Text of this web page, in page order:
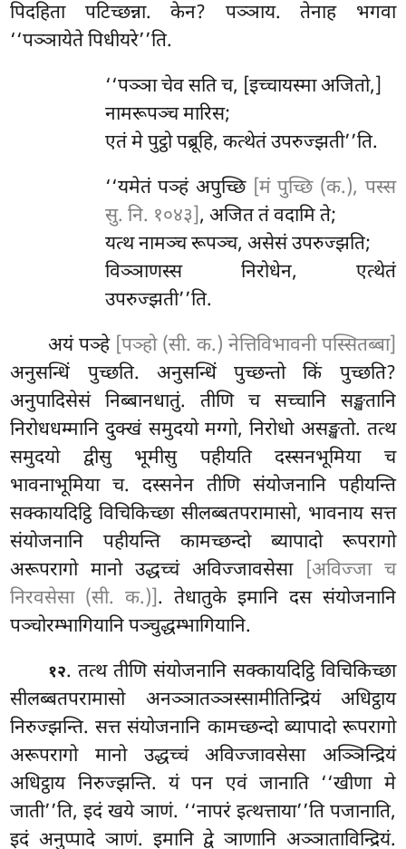
पिदहिता पटिच्छन्ना. केन? पञ्ञाय. तेनाह भगवा
‘‘पञ्ञायेते पिधीयरे’’ति.
‘‘पञ्ञा चेव सति च, [इच्चायस्मा अजितो,]
नामरूपञ्च मारिस;
एतं मे पुट्ठो पब्रूहि, कत्थेतं उपरुज्झती’’ति.
‘‘यमेतंपञ्हं अपुच्छि [मं पुच्छि (क.), पस्स
सु. नि. १०४३], अजित तं वदामि ते;
यत्थ नामञ्च रूपञ्च, असेसं उपरुज्झति;
विञ्ञाणस्स निरोधेन, एत्थेतं
उपरुज्झती’’ति.
अयं पञ्हे [पञ्हो (सी. क.) नेत्तिविभावनी पस्सितब्बा]
अनुसन्धिं पुच्छति. अनुसन्धिं पुच्छन्तो किं पुच्छति?
अनुपादिसेसं निब्बानधातुं. तीणि च सच्चानि सङ्खतानि
निरोधधम्मानि दुक्खं समुदयो मग्गो, निरोधो असङ्खतो. तत्थ
समुदयो द्वीसु भूमीसु पहीयति दस्सनभूमिया च
भावनाभूमिया च. दस्सनेन तीणि संयोजनानि पहीयन्ति
सक्कायदिट्ठि विचिकिच्छा सीलब्बतपरामासो, भावनाय सत्त
संयोजनानि पहीयन्ति कामच्छन्दो ब्यापादो रूपरागो
अरूपरागो मानो उद्धच्चं अविज्जावसेसा
[अविज्जा च
निरवसेसा (सी. क.)]. तेधातुके इमानि दस संयोजनानि
पञ्चोरम्भागियानि पञ्चुद्धम्भागियानि.
१२. तत्थ तीणि संयोजनानि सक्कायदिट्ठि विचिकिच्छा
सीलब्बतपरामासो अनञ्ञातञ्ञस्सामीतिन्द्रियं अधिट्ठाय
निरुज्झन्ति. सत्त संयोजनानि कामच्छन्दो ब्यापादो रूपरागो
अरूपरागो मानो उद्धच्चं अविज्जावसेसा अञ्ञिन्द्रियं
अधिट्ठाय निरुज्झन्ति. यं पन एवं जानाति ‘‘खीणा मे
जाती’’ति, इदं खये ञाणं. ‘‘नापरं इत्थत्ताया’’ति पजानाति,
इदं अनुप्पादे ञाणं. इमानि द्वे ञाणानि अञ्ञाताविन्द्रियं.